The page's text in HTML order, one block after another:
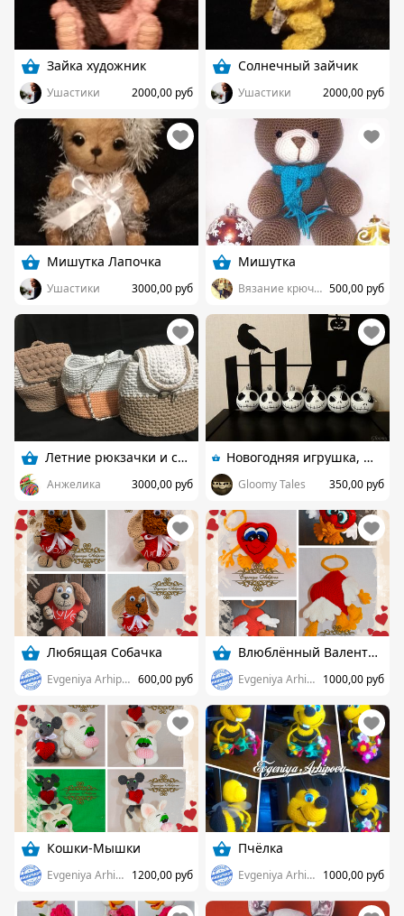
Зайка художник
Ушастики 2000,00 руб
Солнечный зайчик
Ушастики 2000,00 руб
Мишутка Лапочка
Ушастики 3000,00 руб
Мишутка
Вязание крючком 500,00 руб
Летние рюкзачки и сумки
Анжелика 3000,00 руб
Новогодняя игрушка, шарик на ёлку Джек Скеллингтон
Gloomy Tales 350,00 руб
Любящая Собачка
Evgeniya Arhipova 600,00 руб
Влюблённый Валентин)
Evgeniya Arhipova 1000,00 руб
Кошки-Мышки
Evgeniya Arhipova 1200,00 руб
Пчёлка
Evgeniya Arhipova 1000,00 руб